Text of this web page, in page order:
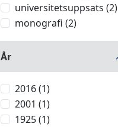
universitetsuppsats (2)
monografi (2)
År
2016 (1)
2001 (1)
1925 (1)